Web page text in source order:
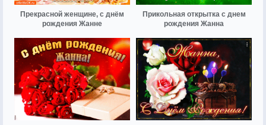
Прекрасной женщине, с днём
рождения Жанне
Прикольная открытка с днем
рождения Жанна